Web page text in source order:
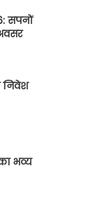
सपनों
निवेश
भव्य